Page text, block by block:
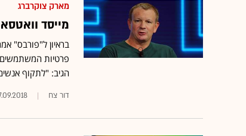
מארק צוקרברג
מייסד
בראיון ל"פורבס"
הגיב: "לתקוף
דור צח